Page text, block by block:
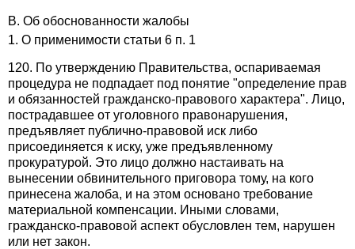
B. Об обоснованности жалобы
1. О применимости статьи 6 п. 1
120. По утверждению Правительства, оспариваемая
процедура не подпадает под понятие "определение прав
и обязанностей гражданско-правового характера". Лицо,
пострадавшее от уголовного правонарушения,
предъявляет публично-правовой иск либо
присоединяется к иску, уже предъявленному
прокуратурой. Это лицо должно настаивать на
вынесении обвинительного приговора тому, на кого
принесена жалоба, и на этом основано требование
материальной компенсации. Иными словами,
гражданско-правовой аспект обусловлен тем, нарушен
или нет закон.